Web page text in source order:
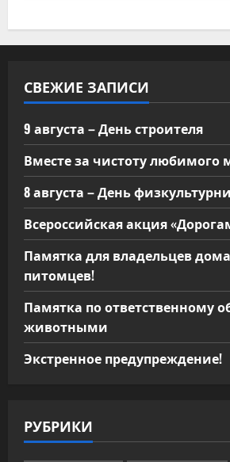
СВЕЖИЕ ЗАПИСИ
9 августа – День строителя
Вместе за чистоту любимого
8 августа – День
Всероссийская акция
Памятка для владельцев
питомцев!
Памятка по ответственному
животными
Экстренное предупреждение!
РУБРИКИ